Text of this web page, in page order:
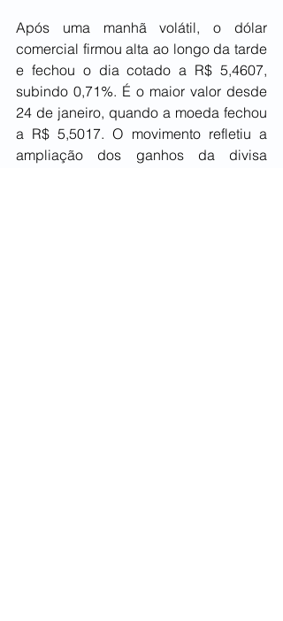
Após uma manhã volátil, o dólar
comercial firmou alta ao longo da tarde
e fechou o dia cotado a R$ 5,4607,
subindo 0,71%. É o maior valor desde
24 de janeiro, quando a moeda fechou
a R$ 5,5017. O movimento refletiu a
ampliação dos ganhos da divisa